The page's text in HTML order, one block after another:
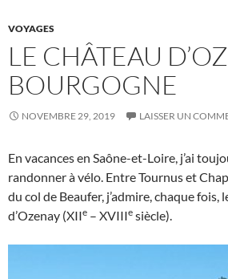
VOYAGES
LE CHÂTEAU
BOURGOGNE
NOVEMBRE 29, 2019 LAISSER UN
En vacances en Saône-et-Loire, j’ai
randonner à vélo. Entre Tournus et
du col de Beaufer, j’admire, chaque fois,
d’Ozenay (XIIe – XVIIIe siècle).